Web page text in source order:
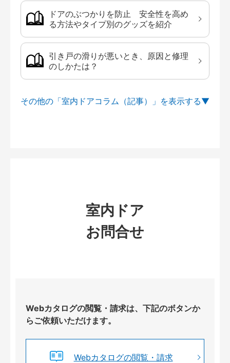
ドアのぶつかりを防止 安全性を高め
る方法やタイプ別のグッズを紹介
引き戸の滑りが悪いとき、原因と修理
のしかたは？
その他の「室内ドアコラム（記事）」を
室内ドア
お問合せ
Webカタログの閲覧・請求は、下記のボタンか
らご依頼いただけます。
Webカタログの閲覧・請求